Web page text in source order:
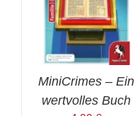
MiniCrimes – Ein
wertvolles Buch